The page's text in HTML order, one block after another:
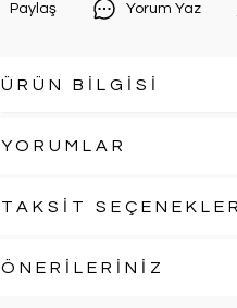
Paylaş Yorum Yaz
ÜRÜN BİLGİSİ
YORUMLAR
TAKSİT
ÖNERİLERİNİZ